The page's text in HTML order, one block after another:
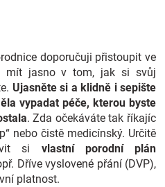
doporučuji přistoupit ve
mít jasno v tom, jak si svůj
Ujasněte si a klidně i sepište
vypadat péče, kterou byste
. Zda očekáváte tak říkajíc
nebo čistě medicínský. Určitě
si vlastní porodní plán
Dříve vyslovené přání (DVP),
platnost.